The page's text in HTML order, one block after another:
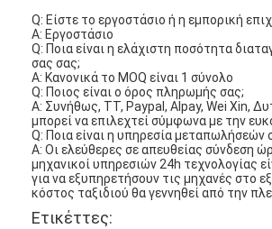
Μιλήστε τώρα.
Φίλτρο αέρα που κατασκευάζει τη
Μηχανή κατασκευής φίλτρων αέρα
Φίλτρο τσεπών που κατασκευάζει
Q: Είστε το εργοστάσιο ή η εμπορική
Α: Εργοστάσιο
Q: Ποια είναι η ελάχιστη ποσότητα
σας σας;
Α: Κανονικά το MOQ είναι 1 σύνολο
Q: Ποιος είναι ο όρος πληρωμής σας;
Α: Συνήθως, TT, Paypal, Alpay, Wei Xin,
μπορεί να επιλεχτεί σύμφωνα με την
Q: Ποια είναι η υπηρεσία μεταπωλήσεών
Α: Οι ελεύθερες σε απευθείας σύνδεση
μηχανικοί υπηρεσιών 24h τεχνολογίας
για να εξυπηρετήσουν τις μηχανές στο
κόστος ταξιδιού θα γεννηθεί από την
Ετικέττες: